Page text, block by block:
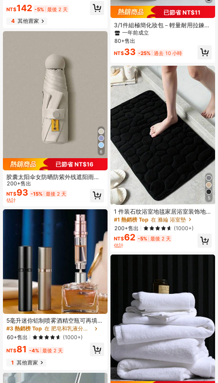
装饰，卧室装饰，海滩，旅行，男士
母亲节礼物，卧室装饰，花园，厨房
NT$142 -5% 最後 2 天
4其他賣家
6
已節省 NT$16
胶囊太阳伞女防晒防紫外线遮阳雨伞
二合一迷你五折超轻小巧便携适用于
学校、办公室、家庭、旅行、返校用
品情人节、情人婚礼、生日
200+售出
NT$93 -15% 最後 2 天
估計
5毫升迷你铝制喷雾酒精空瓶可再填充
便携式香水雾化器液体容器适用于化
妆品旅行家居浴室装饰秋季装饰返校
#3 熱銷榜 Top
在 肥皂和乳液分配器及分配瓶
60+售出
(1000+)
NT$81 -4% 最後 2 天
1其他賣家
已節省 NT$11
3/1件組極簡化妝包－輕量耐用拉鍊旅
行收納袋，附可調式肩帶，多功能便
攜網格透明洗漱包、化妝收納袋，簡
約拉鍊收納袋
一年前成立
80+售出
NT$33 -25% 過去 10 小時
5
1 件装石纹浴室地毯家居浴室装饰地
毯户外地毯门垫秋季装饰浴室配件返
校入口装饰
#1 熱銷榜 Top 在 滌綸 浴室墊
回購率高的顧客
#1 熱銷榜 Top 在 滌綸 浴室墊
回購率高的顧客
#1 熱銷榜 Top 在 滌綸 浴室墊
回購率高的顧客
#1 熱銷榜 Top 在 滌綸 浴室墊
回購率高的顧客
200+售出 (1000+)
NT$62 -5% 最後 2 天
估計